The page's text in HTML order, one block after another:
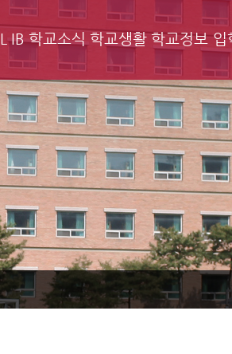
IB 학교소식 학교생활 학교정보 입